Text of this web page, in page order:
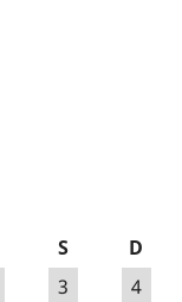
S
D
3
4